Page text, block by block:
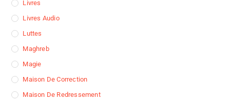
Livres
Livres Audio
Luttes
Maghreb
Magie
Maison De Correction
Maison De Redressement